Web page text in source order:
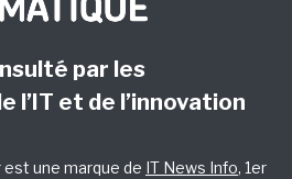
par les
l’IT et de l’innovation
une marque de IT News Info, 1er